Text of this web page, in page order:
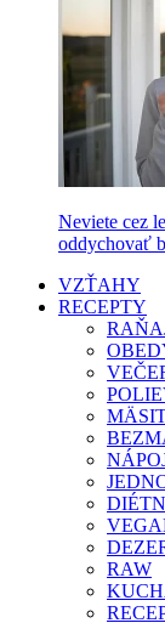
Neviete cez
oddychovať
VZŤAHY
RECEPTY
RAW